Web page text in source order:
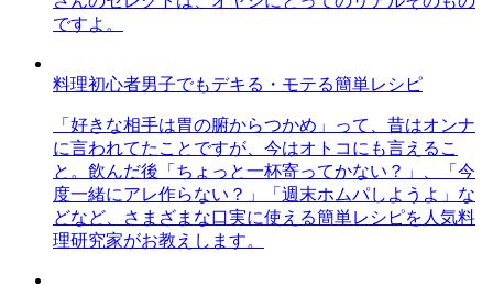
ですよ。
料理初心者男子でもデキる・モテる簡単レシピ
「好きな相手は胃の腑からつかめ」って、昔はオンナ
に言われてたことですが、今はオトコにも言えるこ
と。飲んだ後「ちょっと一杯寄ってかない？」、「今
度一緒にアレ作らない？」「週末ホムパしようよ」な
どなど、さまざまな口実に使える簡単レシピを人気料
理研究家がお教えします。